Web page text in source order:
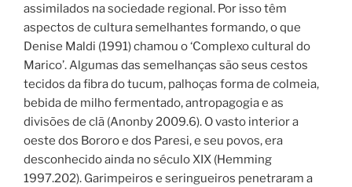
assimilados na sociedade regional. Por isso têm
aspectos de cultura semelhantes formando, o que
Denise Maldi (1991) chamou o ‘Complexo cultural do
Marico’. Algumas das semelhanças são seus cestos
tecidos da fibra do tucum, palhoças forma de colmeia,
bebida de milho fermentado, antropagogia e as
divisões de clã (Anonby 2009.6). O vasto interior a
oeste dos Bororo e dos Paresi, e seu povos, era
desconhecido ainda no século XIX (Hemming
1997.202). Garimpeiros e seringueiros penetraram a